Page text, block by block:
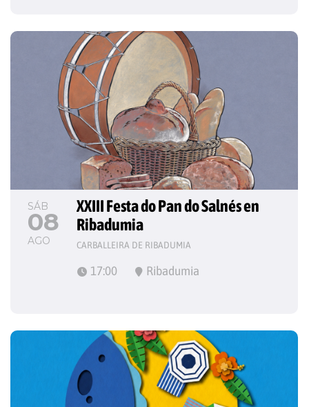
SÁB
08
AGO
XXIII Festa do Pan do Salnés en
Ribadumia
CARBALLEIRA DE RIBADUMIA
17:00 Ribadumia